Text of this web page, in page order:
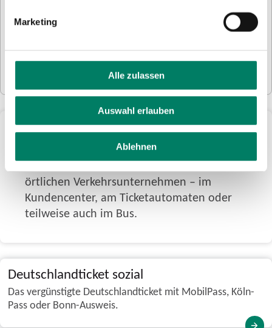
Marketing
Alle zulassen
Auswahl erlauben
Ablehnen
Maßgeblich für die genauen Leistungen und Preise aller
NRW und die Tarifbestimmungen des Rheinlandtarifs.
Ticket kaufen
Die Verkehrsunternehmen im VRS
VRS-Tickets bekommst Du auch bei Deinem
örtlichen Verkehrsunternehmen – im
Kundencenter, am Ticketautomaten oder
teilweise auch im Bus.
Deutschlandticket sozial
Das vergünstigte Deutschlandticket mit MobilPass, Köln-
Pass oder Bonn-Ausweis.